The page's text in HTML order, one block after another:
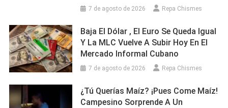
7 de agosto de 2026 Repa Chismes
Baja El Dólar , El Euro Se Queda Igual
Y La MLC Vuelve A Subir Hoy En El
Mercado Informal Cubano
7 de agosto de 2026 Repa Chismes
¿Tú Querías Maíz? ¡Pues Come Maíz!
Campesino Sorprende A Un